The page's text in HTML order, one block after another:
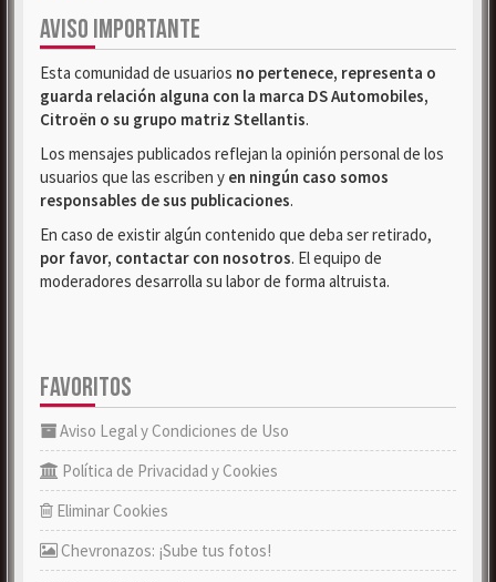
AVISO IMPORTANTE
Esta comunidad de usuarios no pertenece, representa o
guarda relación alguna con la marca DS Automobiles,
Citroën o su grupo matriz Stellantis.
Los mensajes publicados reflejan la opinión personal de los
usuarios que las escriben y en ningún caso somos
responsables de sus publicaciones.
En caso de existir algún contenido que deba ser retirado,
por favor, contactar con nosotros. El equipo de
moderadores desarrolla su labor de forma altruista.
FAVORITOS
Aviso Legal y Condiciones de Uso
Política de Privacidad y Cookies
Eliminar Cookies
Chevronazos: ¡Sube tus fotos!